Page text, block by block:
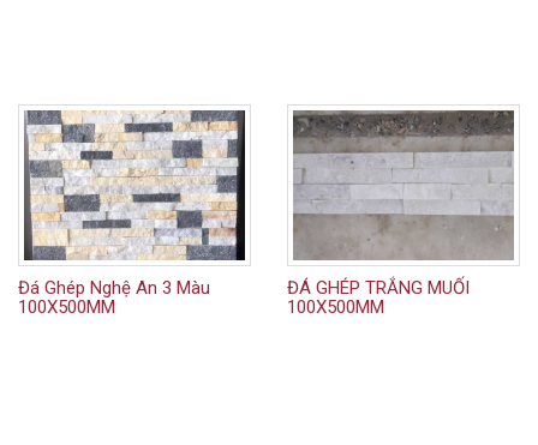
Đá Ghép Nghệ An 3 Màu
100X500MM
ĐÁ GHÉP TRẮNG MUỐI
100X500MM